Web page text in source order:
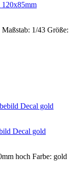
120x85mm
1/43 Größe:
Decal gold
hoch Farbe: gold